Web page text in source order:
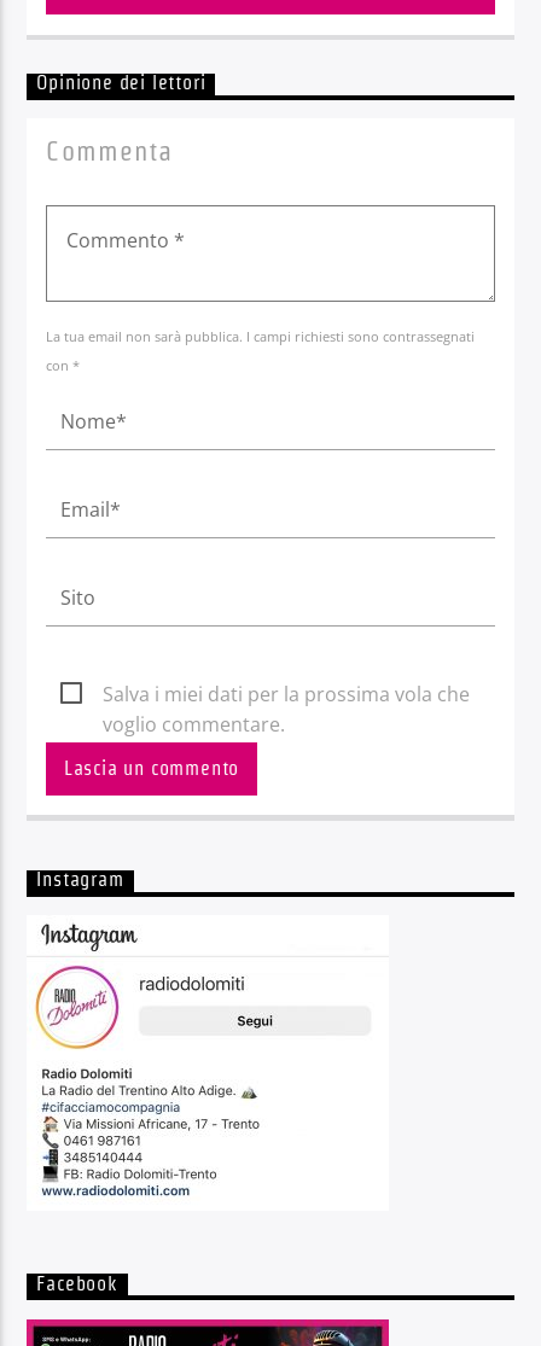
Opinione dei lettori
Commenta
La tua email non sarà pubblica. I campi richiesti sono contrassegnati
con *
Salva i miei dati per la prossima vola che
voglio commentare.
Instagram
Facebook